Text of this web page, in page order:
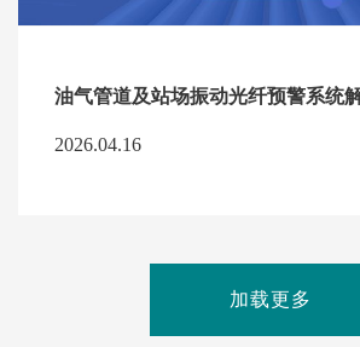
油气管道及站场振动光纤预警系统
2026.04.16
加载更多